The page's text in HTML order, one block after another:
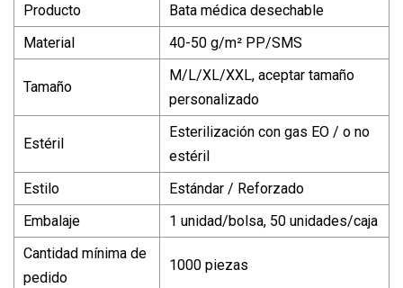
Producto
Bata médica desechable
Material
40-50 g/m² PP/SMS
Tamaño
M/L/XL/XXL, aceptar tamaño
personalizado
Estéril
Esterilización con gas EO / o no
estéril
Estilo
Estándar / Reforzado
Embalaje
1 unidad/bolsa, 50 unidades/caja
Cantidad mínima de
pedido
1000 piezas